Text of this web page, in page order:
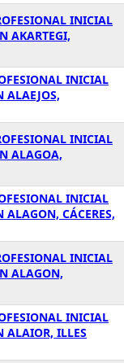
INICIAL
AKARTEGI,
INICIAL
ALAEJOS,
INICIAL
ALAGOA,
INICIAL
CÁCERES,
INICIAL
ALAGON,
INICIAL
ALAIOR, ILLES